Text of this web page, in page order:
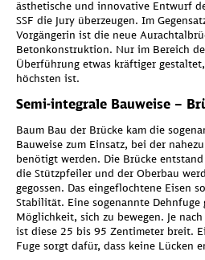
Wir benötigen Ihre
um Google Maps
ästhetische und innovative Entwurf
SSF die Jury überzeugen. Im
Vorgängerin ist die neue
Betonkonstruktion. Nur im Bereich
Überführung etwas kräftiger
höchsten ist.
Semi-integrale Bauweise –
Baum Bau der Brücke kam die
Bauweise zum Einsatz, bei der
benötigt werden. Die Brücke
die Stützpfeiler und der Oberbau
gegossen. Das eingeflochtene Eisen
Stabilität. Eine sogenannte
Möglichkeit, sich zu bewegen. Je
ist diese 25 bis 95 Zentimeter breit.
Fuge sorgt dafür, dass keine Lücken